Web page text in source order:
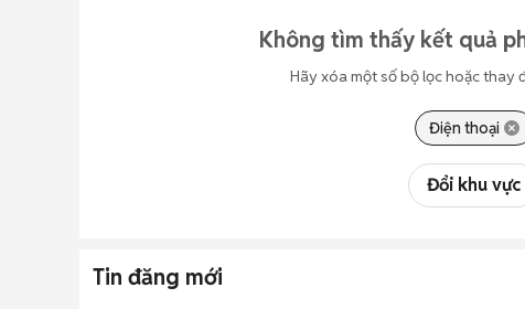
Không tìm thấy kết quả
Hãy xóa một số bộ lọc hoặc thay
Điện thoại
Đổi khu vực
Tin đăng mới